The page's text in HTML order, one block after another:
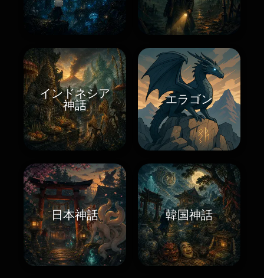
インドネシア
神話
エラゴン
日本神話 韓国神話